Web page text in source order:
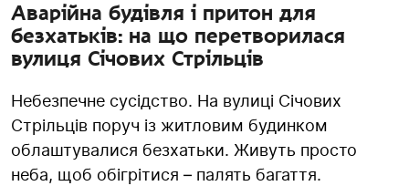
Аварійна будівля і притон для
безхатьків: на що перетворилася
вулиця Січових Стрільців
Небезпечне сусідство. На вулиці Січових
Стрільців поруч із житловим будинком
облаштувалися безхатьки. Живуть просто
неба, щоб обігрітися – палять багаття.